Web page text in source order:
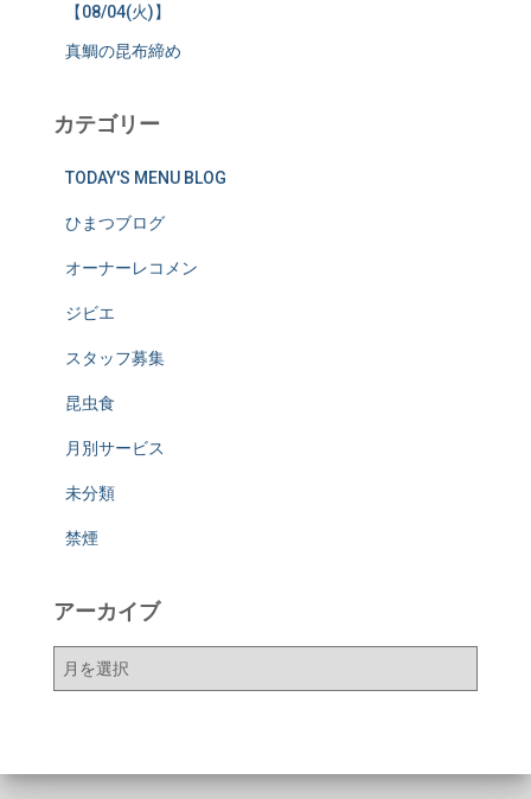
【08/04(火)】
真鯛の昆布締め
カテゴリー
TODAY'S MENU BLOG
ひまつブログ
オーナーレコメン
ジビエ
スタッフ募集
昆虫食
月別サービス
未分類
禁煙
アーカイブ
ア